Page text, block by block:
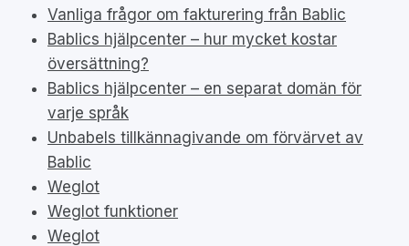
Vanliga frågor om fakturering från Bablic
Bablics hjälpcenter – hur mycket kostar
översättning?
Bablics hjälpcenter – en separat domän för
varje språk
Unbabels tillkännagivande om förvärvet av
Bablic
Weglot
Weglot funktioner
Weglot